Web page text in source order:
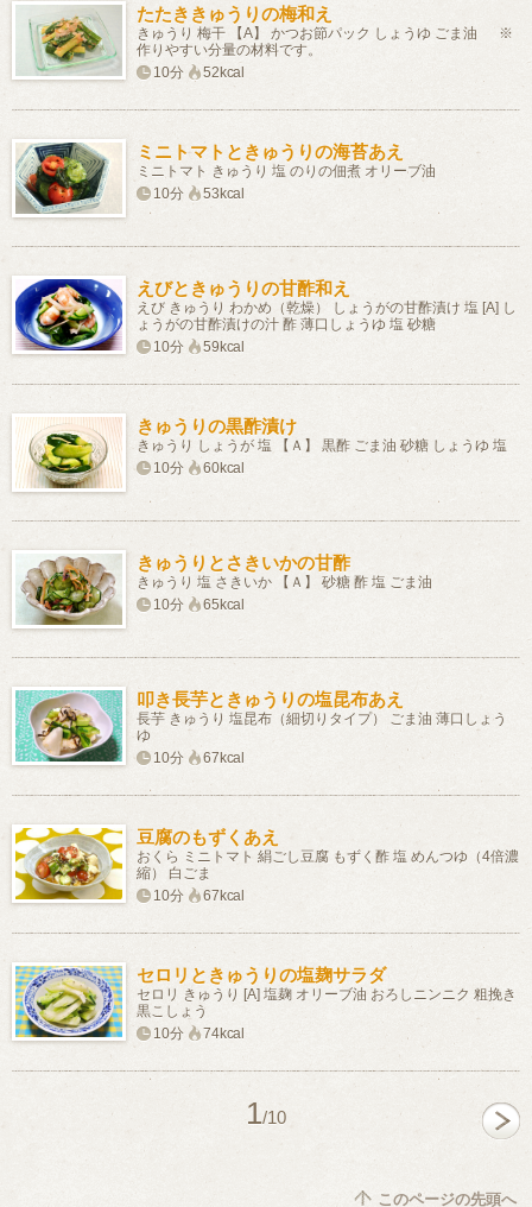
たたききゅうりの梅和え
きゅうり 梅干 【A】 かつお節パック しょうゆ ごま油 ※
作りやすい分量の材料です。
10分
52kcal
ミニトマトときゅうりの海苔あえ
ミニトマト きゅうり 塩 のりの佃煮 オリーブ油
10分
53kcal
えびときゅうりの甘酢和え
えび きゅうり わかめ（乾燥） しょうがの甘酢漬け 塩 [A] し
ょうがの甘酢漬けの汁 酢 薄口しょうゆ 塩 砂糖
10分
59kcal
きゅうりの黒酢漬け
きゅうり しょうが 塩 【Ａ】 黒酢 ごま油 砂糖 しょうゆ 塩
10分
60kcal
きゅうりとさきいかの甘酢
きゅうり 塩 さきいか 【Ａ】 砂糖 酢 塩 ごま油
10分
65kcal
叩き長芋ときゅうりの塩昆布あえ
長芋 きゅうり 塩昆布（細切りタイプ） ごま油 薄口しょう
ゆ
10分
67kcal
豆腐のもずくあえ
おくら ミニトマト 絹ごし豆腐 もずく酢 塩 めんつゆ（4倍濃
縮） 白ごま
10分
67kcal
セロリときゅうりの塩麹サラダ
セロリ きゅうり [A] 塩麹 オリーブ油 おろしニンニク 粗挽き
黒こしょう
10分
74kcal
1 /10
このページの先頭へ